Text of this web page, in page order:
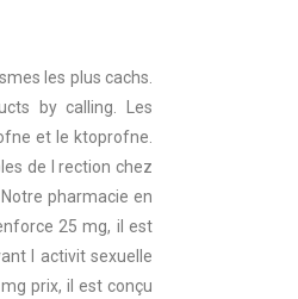
les plus cachs.
by calling. Les
et le ktoprofne.
de l rection chez
pharmacie en
25 mg, il est
l activit sexuelle
prix, il est conçu